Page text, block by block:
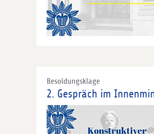
Besoldungsklage
2. Gespräch im